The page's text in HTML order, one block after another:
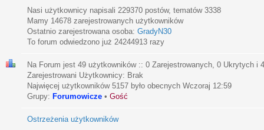
Nasi użytkownicy napisali 229370 postów, tematów 3338
Mamy 14678 zarejestrowanych użytkowników
Ostatnio zarejestrowana osoba: GradyN30
To forum odwiedzono już 24244913 razy
Na Forum jest 49 użytkowników :: 0 Zarejestrowanych, 0 Ukrytych i
Zarejestrowani Użytkownicy: Brak
Najwięcej użytkowników 5157 było obecnych Wczoraj 12:59
Grupy: Forumowicze • Gość
Ostrzeżenia użytkowników